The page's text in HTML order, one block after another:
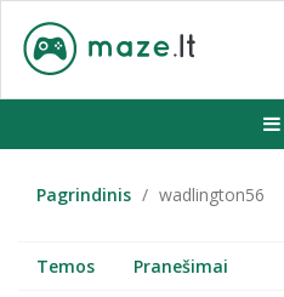
Pagrindinis wadlington56
Temos Pranešimai